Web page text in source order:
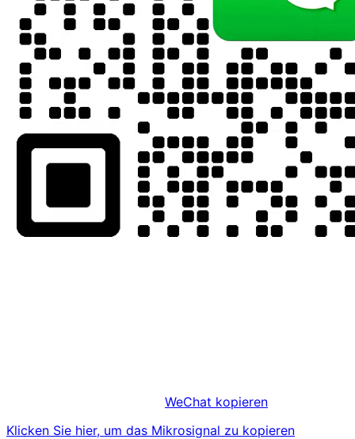
WeChat kopieren
Klicken Sie hier, um das Mikrosignal zu kopieren